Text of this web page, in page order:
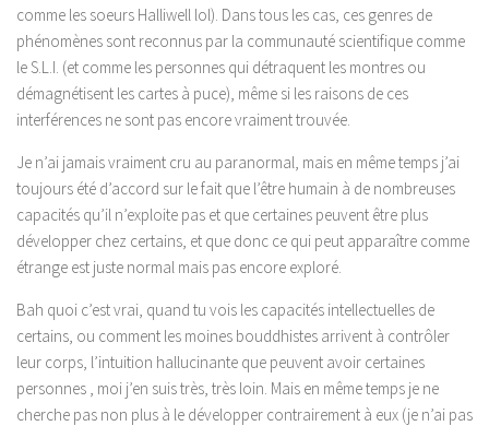
comme les soeurs Halliwell lol). Dans tous les cas, ces genres de
phénomènes sont reconnus par la communauté scientifique comme
le S.L.I. (et comme les personnes qui détraquent les montres ou
démagnétisent les cartes à puce), même si les raisons de ces
interférences ne sont pas encore vraiment trouvée.
Je n’ai jamais vraiment cru au paranormal, mais en même temps j’ai
toujours été d’accord sur le fait que l’être humain à de nombreuses
capacités qu’il n’exploite pas et que certaines peuvent être plus
développer chez certains, et que donc ce qui peut apparaître comme
étrange est juste normal mais pas encore exploré.
Bah quoi c’est vrai, quand tu vois les capacités intellectuelles de
certains, ou comment les moines bouddhistes arrivent à contrôler
leur corps, l’intuition hallucinante que peuvent avoir certaines
personnes , moi j’en suis très, très loin. Mais en même temps je ne
cherche pas non plus à le développer contrairement à eux (je n’ai pas